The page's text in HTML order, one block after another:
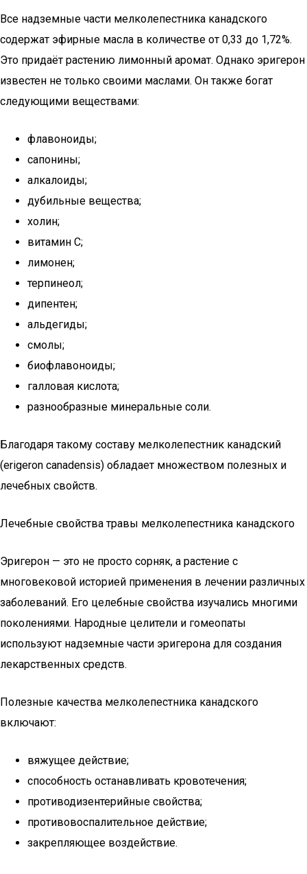
Все надземные части мелколепестника канадского
содержат эфирные масла в количестве от 0,33 до 1,72%.
Это придаёт растению лимонный аромат. Однако эригерон
известен не только своими маслами. Он также богат
следующими веществами:
флавоноиды;
сапонины;
алкалоиды;
дубильные вещества;
холин;
витамин С;
лимонен;
терпинеол;
дипентен;
альдегиды;
смолы;
биофлавоноиды;
галловая кислота;
разнообразные минеральные соли.
Благодаря такому составу мелколепестник канадский
(erigeron canadensis) обладает множеством полезных и
лечебных свойств.
Лечебные свойства травы мелколепестника канадского
Эригерон — это не просто сорняк, а растение с
многовековой историей применения в лечении различных
заболеваний. Его целебные свойства изучались многими
поколениями. Народные целители и гомеопаты
используют надземные части эригерона для создания
лекарственных средств.
Полезные качества мелколепестника канадского
включают:
вяжущее действие;
способность останавливать кровотечения;
противодизентерийные свойства;
противовоспалительное действие;
закрепляющее воздействие.